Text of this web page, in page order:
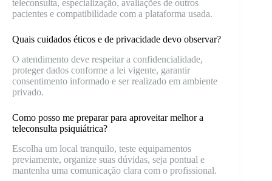
teleconsulta, especialização, avaliações de outros
pacientes e compatibilidade com a plataforma usada.
Quais cuidados éticos e de privacidade devo observar?
O atendimento deve respeitar a confidencialidade,
proteger dados conforme a lei vigente, garantir
consentimento informado e ser realizado em ambiente
privado.
Como posso me preparar para aproveitar melhor a
teleconsulta psiquiátrica?
Escolha um local tranquilo, teste equipamentos
previamente, organize suas dúvidas, seja pontual e
mantenha uma comunicação clara com o profissional.